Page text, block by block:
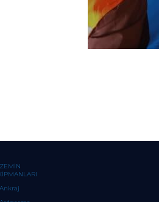
ZEMİN
Ankraj